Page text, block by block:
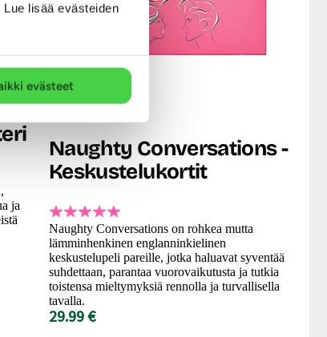
lisää evästeiden
evästeet
ja
Joyful Couple
Naughty Conversations -
Keskustelukortit
Naughty Conversations on rohkea mutta
lämminhenkinen englanninkielinen
keskustelupeli pareille, jotka haluavat syventää
suhdettaan, parantaa vuorovaikutusta ja tutkia
toistensa mieltymyksiä rennolla ja turvallisella
tavalla.
29.99 €